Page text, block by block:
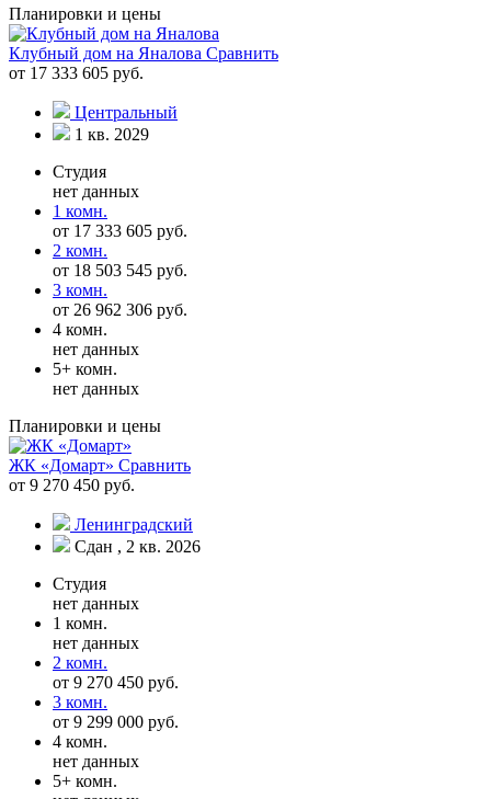
Планировки и цены
Клубный дом на Яналова Сравнить
от 17 333 605 руб.
Центральный
1 кв. 2029
Студия
нет данных
1 комн.
от 17 333 605 руб.
2 комн.
от 18 503 545 руб.
3 комн.
от 26 962 306 руб.
4 комн.
нет данных
5+ комн.
нет данных
Планировки и цены
ЖК «Домарт» Сравнить
от 9 270 450 руб.
Ленинградский
Сдан , 2 кв. 2026
Студия
нет данных
1 комн.
нет данных
2 комн.
от 9 270 450 руб.
3 комн.
от 9 299 000 руб.
4 комн.
нет данных
5+ комн.